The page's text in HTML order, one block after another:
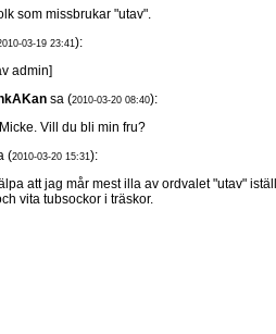
som missbrukar "utav".
03-19 23:41):
admin]
sa (2010-03-20 08:40):
Vill du bli min fru?
(2010-03-20 15:31):
att jag mår mest illa av ordvalet "utav"
vita tubsockor i träskor.